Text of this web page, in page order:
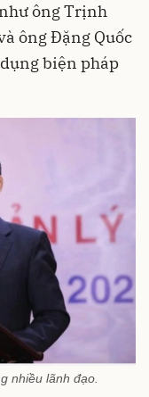
ông Trịnh
ông Đặng Quốc
biện pháp
nhiều lãnh đạo.